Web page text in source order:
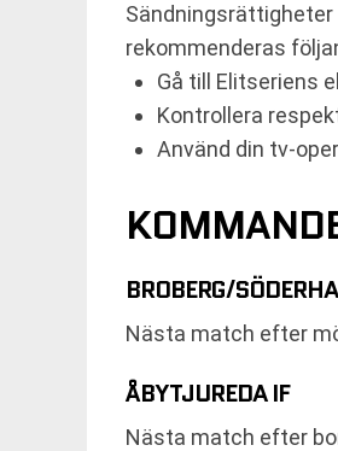
Sändningsrättigheter
rekommenderas
Gå till Elitseriens
Kontrollera
Använd din tv-
BROBERG/
Nästa match efter
ÅBYTJUREDA IF
Nästa match efter